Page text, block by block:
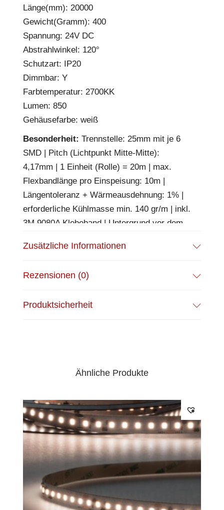
Länge(mm): 20000
Gewicht(Gramm): 400
Spannung: 24V DC
Abstrahlwinkel: 120°
Schutzart: IP20
Dimmbar: Y
Farbtemperatur: 2700KK
Lumen: 850
Gehäusefarbe: weiß
Besonderheit: Trennstelle: 25mm mit je 6
SMD | Pitch (Lichtpunkt Mitte-Mitte):
4,17mm | 1 Einheit (Rolle) = 20m | max.
Flexbandlänge pro Einspeisung: 10m |
Längentoleranz + Wärmeausdehnung: 1% |
erforderliche Kühlmasse min. 140 gr/m | inkl.
3M 9080A Klebeband | Untergrund vor dem
wieder ablösen! | Es passen die Verbinder
Anschlusskabel beidseitig
Zusätzliche Informationen
Rezensionen (0)
Produktsicherheit
Ähnliche Produkte